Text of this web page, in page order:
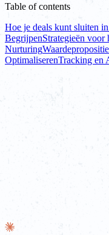
Table of contents
Hoe je deals kunt sluiten
BegrijpenStrategieën voor
NurturingWaardepropositie
OptimaliserenTracking en